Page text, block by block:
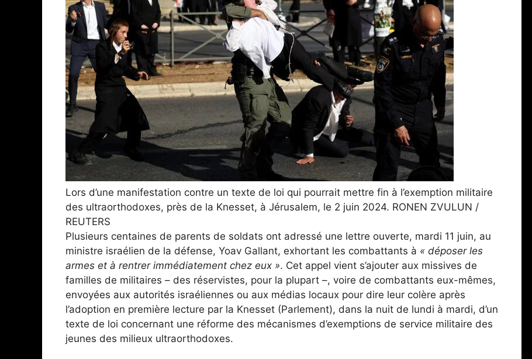
Lors d’une manifestation contre un texte de loi qui pourrait mettre fin à l’exemption militaire
des ultraorthodoxes, près de la Knesset, à Jérusalem, le 2 juin 2024. RONEN ZVULUN /
REUTERS
Plusieurs centaines de parents de soldats ont adressé une lettre ouverte, mardi 11 juin, au
ministre israélien de la défense, Yoav Gallant, exhortant les combattants à « déposer les
armes et à rentrer immédiatement chez eux ». Cet appel vient s’ajouter aux missives de
familles de militaires – des réservistes, pour la plupart –, voire de combattants eux-mêmes,
envoyées aux autorités israéliennes ou aux médias locaux pour dire leur colère après
l’adoption en première lecture par la Knesset (Parlement), dans la nuit de lundi à mardi, d’un
texte de loi concernant une réforme des mécanismes d’exemptions de service militaire des
jeunes des milieux ultraorthodoxes.